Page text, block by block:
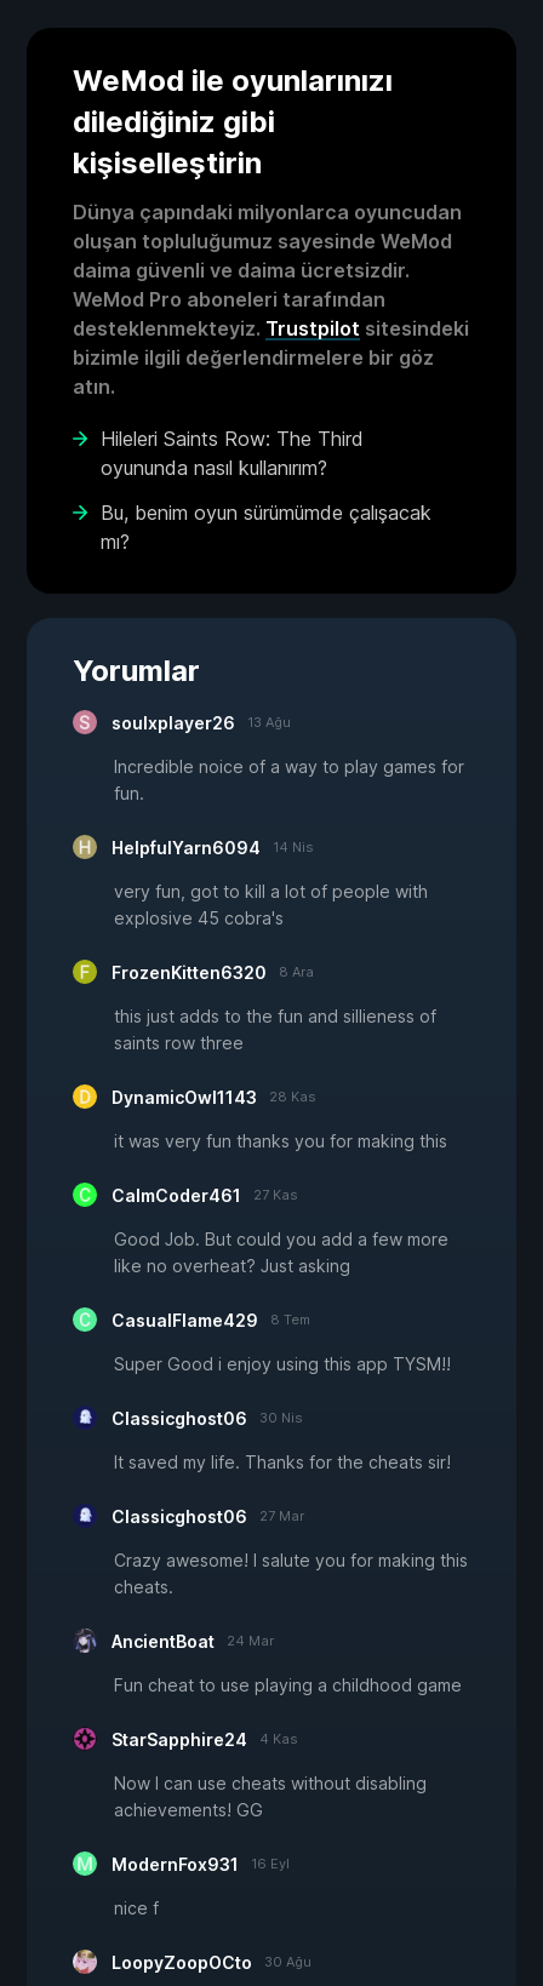
WeMod ile oyunlarınızı
dilediğiniz gibi
kişiselleştirin
Dünya çapındaki milyonlarca oyuncudan
oluşan topluluğumuz sayesinde WeMod
daima güvenli ve daima ücretsizdir.
WeMod Pro aboneleri tarafından
desteklenmekteyiz. Trustpilot sitesindeki
bizimle ilgili değerlendirmelere bir göz
atın.
Hileleri Saints Row: The Third
oyununda nasıl kullanırım?
Bu, benim oyun sürümümde çalışacak
mı?
Yorumlar
soulxplayer26 13 Ağu
Incredible noice of a way to play games for
fun.
HelpfulYarn6094 14 Nis
very fun, got to kill a lot of people with
explosive 45 cobra's
FrozenKitten6320 8 Ara
this just adds to the fun and sillieness of
saints row three
DynamicOwl1143 28 Kas
it was very fun thanks you for making this
CalmCoder461 27 Kas
Good Job. But could you add a few more
like no overheat? Just asking
CasualFlame429 8 Tem
Super Good i enjoy using this app TYSM!!
Classicghost06 30 Nis
It saved my life. Thanks for the cheats sir!
Classicghost06 27 Mar
Crazy awesome! I salute you for making this
cheats.
AncientBoat 24 Mar
Fun cheat to use playing a childhood game
StarSapphire24 4 Kas
Now I can use cheats without disabling
achievements! GG
ModernFox931 16 Eyl
nice f
LoopyZoopOCto 30 Ağu